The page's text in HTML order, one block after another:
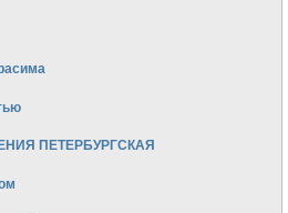
ПЕТЕРБУРГСКАЯ